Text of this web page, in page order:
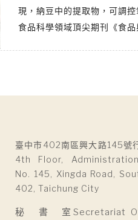
現，納豆中的提取物，可調
食品科學領域頂尖期刊《食品
臺中市402南區興大路145號
4th Floor,
No. 145, Xingda Road,
402, Taichung City
秘 書 室Secretariat